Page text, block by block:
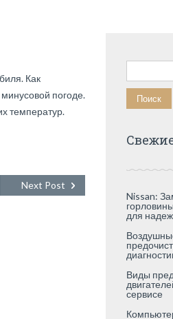
Как
погоде.
температур.
Next Post
Найти:
Nissan:
для
Виды
сервисе